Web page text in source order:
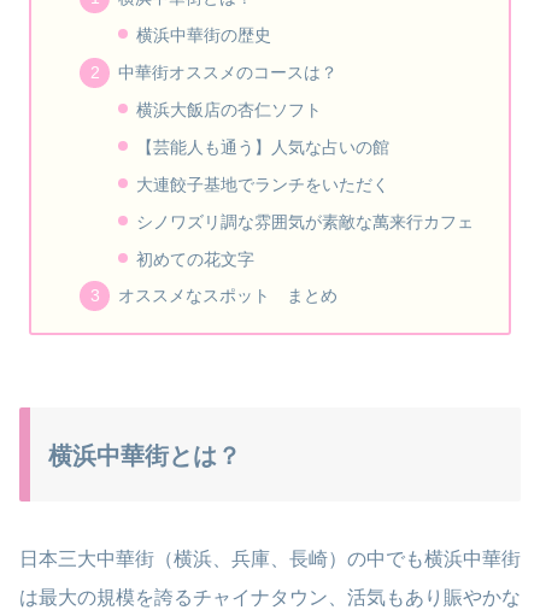
横浜中華街の歴史
中華街オススメのコースは？
横浜大飯店の杏仁ソフト
【芸能人も通う】人気な占いの館
大連餃子基地でランチをいただく
シノワズリ調な雰囲気が素敵な萬来行カフェ
初めての花文字
オススメなスポット まとめ
横浜中華街とは？
日本三大中華街（横浜、兵庫、長崎）の中でも横浜中華街
は最大の規模を誇るチャイナタウン、活気もあり賑やかな